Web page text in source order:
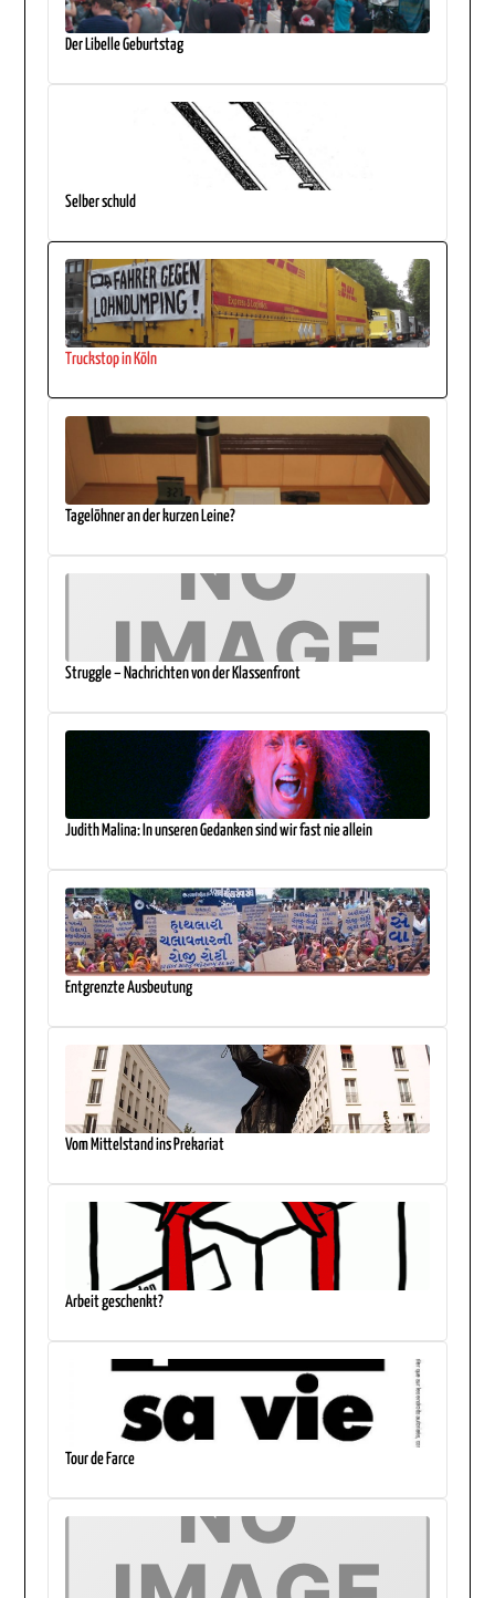
Der Libelle Geburtstag
Selber schuld
Truckstop in Köln
Tagelöhner an der kurzen Leine?
Struggle – Nachrichten von der Klassenfront
Judith Malina: In unseren Gedanken sind wir fast nie allein
Entgrenzte Ausbeutung
Vom Mittelstand ins Prekariat
Arbeit geschenkt?
Tour de Farce